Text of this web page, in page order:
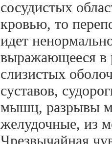
сосудистых
кровью, то
идет
выражающееся в
слизистых
суставов,
мышц, разрывы
желудочные, из
Чрезвычайная